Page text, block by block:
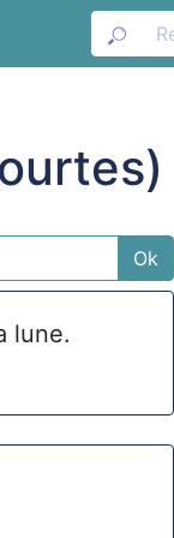
Ok
lune.